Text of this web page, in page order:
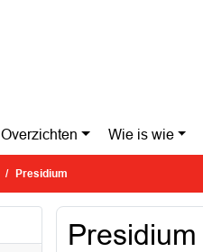
Overzichten Wie is wie
Presidium
Presidium